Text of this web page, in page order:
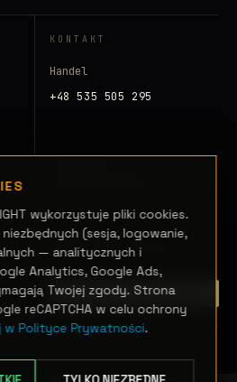
KONTAKT
Handel
+48 535 505 295
E-mail
info@elwolight.com
ZAINICJUJ SYGNAŁ →
Realizacje
wykorzystuje pliki cookies.
(sesja, logowanie,
— analitycznych i
Analytics, Google Ads,
Twojej zgody. Strona
reCAPTCHA w celu ochrony
w Polityce Prywatności.